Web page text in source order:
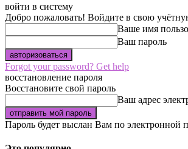
войти в систему
Добро пожаловать! Войдите в свою
Ваше имя
Ваш пароль
Forgot your password? Get help
восстановление пароля
Восстановите свой пароль
Ваш адрес
Пароль будет выслан Вам по электронной